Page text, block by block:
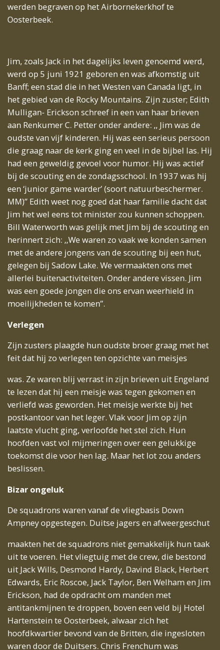
werden begraven op het Airbornekerkhof te
Oosterbeek.
Jim, zoals Jack in het dagelijks leven genoemd werd,
werd op 5 juni 1921 geboren en was afkomstig uit
Banff; een stad die in het Westen van Canada ligt, in
het gebied van de Rocky Mountains. Zijn zuster; Edith
Mulligan- Erickson schreef in een van haar brieven
aan Renkumer C. Petter onder andere: ,, Jim was de
oudste van vijf kinderen. Hij was een serieus persoon
die graag naar de kerk ging en veel in de bijbel las. Hij
had een geweldig gevoel voor humor. Hij was actief
bij de scouting en de zondagsschool. In 1937 was hij
een ‘junior game warder’ (soort natuurbeschermer.
MM)” Edith weet nog goed dat haar familie dacht dat
Jim het wel eens tot minister zou kunnen schoppen.
Bill Waterworth was gelijk met Jim bij de scouting en
herinnert zich: ,,We waren zo vaak we konden samen
met de andere jongens van de scouting bij een hut,
gelegen bij Sadow Lake. We vermaakten ons met
allerlei buitenactiviteiten. Onder andere vissen. Jim
was een goede jongen die ons ervan weerhield in
moeilijkheden te komen”.
Verlegen
Zijn zusters plaagde hun oudste broer graag met het
feit dat hij zo verlegen ten opzichte van meisjes
was. Ze waren blij verrast in zijn brieven uit Engeland
te lezen dat hij een meisje was tegen gekomen en
verliefd was geworden. Het meisje werkte bij het
postkantoor van het leger. Vlak voor Jim op zijn
laatste vlucht ging, verloofde het stel zich. Hun
hoofden vast vol mijmeringen over een gelukkige
toekomst die voor hen lag. Maar het lot zou anders
beslissen.
Bizar ongeluk
De squadrons waren vanaf de vliegbasis Down
Ampney opgestegen. Duitse jagers en afweergeschut
maakten het de squadrons niet gemakkelijk hun taak
uit te voeren. Het vliegtuig met de crew, die bestond
uit Jack Wills, Desmond Hardy, Davind Black, Herbert
Edwards, Eric Roscoe, Jack Taylor, Ben Welham en Jim
Erickson, had de opdracht om manden met
antitankmijnen te droppen, boven een veld bij Hotel
Hartenstein te Oosterbeek, alwaar zich het
hoofdkwartier bevond van de Britten, die ingesloten
waren door de Duitsers. Chris Frenchum was